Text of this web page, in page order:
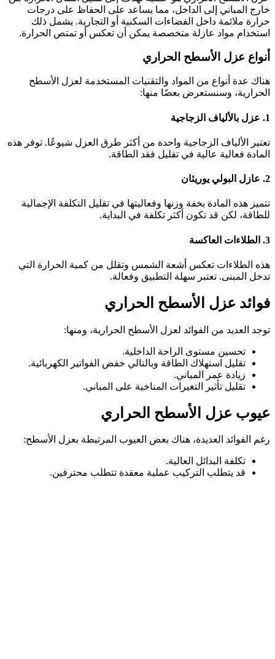
خارج المباني إلى الداخل، مما يساعد على الحفاظ على درجات
حرارة ملائمة داخل الفضاءات السكنية أو التجارية. يشمل ذلك
استخدام مواد عازلة متخصصة يمكن أن تعكس أو تمتص الحرارة.
أنواع عزل الأسطح الحراري
هناك عدة أنواع من المواد والتقنيات المستخدمة لعزل الأسطح
الحرارية، وسنستعرض بعضًا منها:
1. عزل بالألياف الزجاجية
تعتبر الألياف الزجاجية واحدة من أكثر طرق العزل شيوعًا. توفر هذه
المادة فعالية عالية في تقليل فقد الطاقة.
2. عازل البولي يوريثان
تتميز هذه المادة بخفة وزنها وفعاليتها في تقليل التكلفة الإجمالية
للطاقة، لكن قد تكون أكثر تكلفة في البداية.
3. الطلاءات العاكسة
هذه الطلاءات تعكس أشعة الشمس وتقلل من كمية الحرارة التي
تدخل المبنى. تعتبر سهلة التطبيق وفعالة.
فوائد عزل الأسطح الحراري
توجد العديد من الفوائد لعزل الأسطح الحرارية، ومنها:
تحسين مستوى الراحة الداخلية.
تقليل استهلاك الطاقة وبالتالي خفض الفواتير الكهربائية.
زيادة عمر المباني.
تقليل تأثير التغيرات المناخية على المباني.
عيوب عزل الأسطح الحراري
رغم الفوائد العديدة، هناك بعض العيوب المرتبطة بعزل الأسطح:
تكلفة البدائل العالية.
قد يتطلب التركيب عملية معقدة تتطلب محترفين.